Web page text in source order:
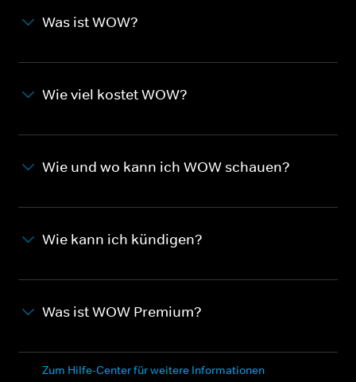
Was ist WOW?
Wie viel kostet WOW?
Wie und wo kann ich WOW schauen?
Wie kann ich kündigen?
Was ist WOW Premium?
Zum Hilfe-Center für weitere Informationen